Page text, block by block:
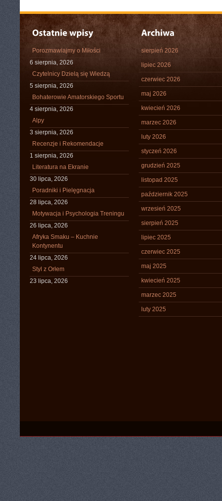
Porozmawiajmy o Miłości
6 sierpnia, 2026
Czytelnicy Dzielą się Wiedzą
5 sierpnia, 2026
Bohaterowie Amatorskiego Sportu
4 sierpnia, 2026
Alpy
3 sierpnia, 2026
Recenzje i Rekomendacje
1 sierpnia, 2026
Literatura na Ekranie
30 lipca, 2026
Poradniki i Pielęgnacja
28 lipca, 2026
Motywacja i Psychologia Treningu
26 lipca, 2026
Afryka Smaku – Kuchnie
Kontynentu
24 lipca, 2026
Styl z Orłem
23 lipca, 2026
sierpień 2026
lipiec 2026
czerwiec 2026
maj 2026
kwiecień 2026
marzec 2026
luty 2026
styczeń 2026
grudzień 2025
listopad 2025
październik 2025
wrzesień 2025
sierpień 2025
lipiec 2025
czerwiec 2025
maj 2025
kwiecień 2025
marzec 2025
luty 2025